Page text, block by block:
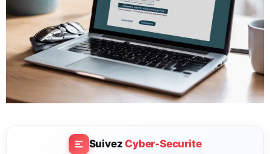
SuivezCyber-Securite